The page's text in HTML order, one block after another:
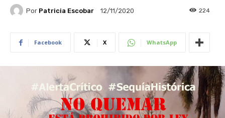
Por Patricia Escobar 12/11/2020 224
Facebook X WhatsApp